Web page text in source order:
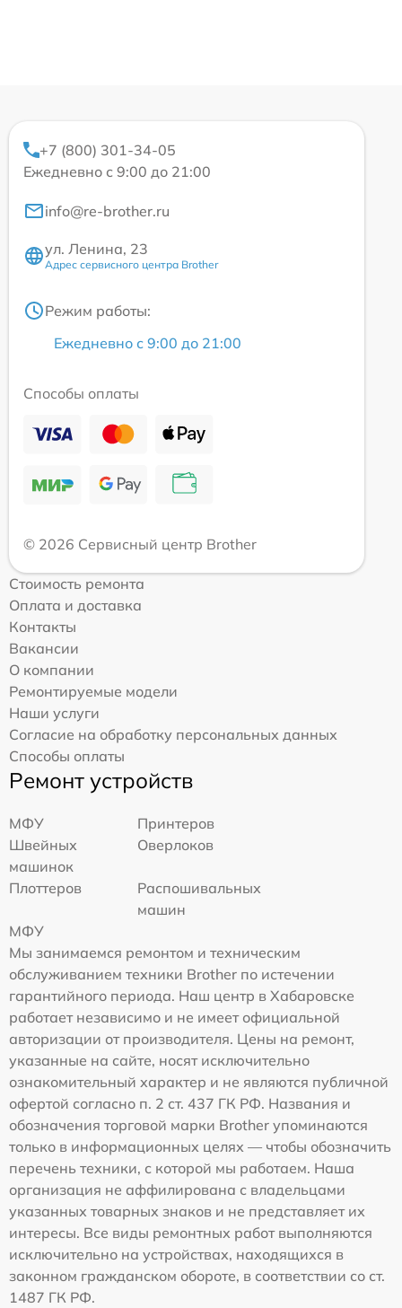
+7 (800) 301-34-05
Ежедневно с 9:00 до 21:00
info@re-brother.ru
ул. Ленина, 23
Адрес сервисного центра Brother
Режим работы:
Ежедневно с 9:00 до 21:00
Способы оплаты
© 2026 Сервисный центр Brother
Стоимость ремонта
Оплата и доставка
Контакты
Вакансии
О компании
Ремонтируемые модели
Наши услуги
Согласие на обработку персональных данных
Способы оплаты
Ремонт устройств
МФУ
Принтеров
Швейных
машинок
Оверлоков
Плоттеров
Распошивальных
машин
МФУ
Мы занимаемся ремонтом и техническим
обслуживанием техники Brother по истечении
гарантийного периода. Наш центр в Хабаровске
работает независимо и не имеет официальной
авторизации от производителя. Цены на ремонт,
указанные на сайте, носят исключительно
ознакомительный характер и не являются публичной
офертой согласно п. 2 ст. 437 ГК РФ. Названия и
обозначения торговой марки Brother упоминаются
только в информационных целях — чтобы обозначить
перечень техники, с которой мы работаем. Наша
организация не аффилирована с владельцами
указанных товарных знаков и не представляет их
интересы. Все виды ремонтных работ выполняются
исключительно на устройствах, находящихся в
законном гражданском обороте, в соответствии со ст.
1487 ГК РФ.